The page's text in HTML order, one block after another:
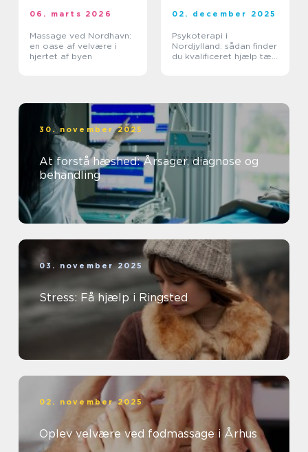
06. marts 2026
Massage ved Nordhavn:
en oase af velvære i
hjertet af byen
02. december 2025
Psykoterapi i
Nordjylland: sådan finder
du kvalificeret hjælp tæt
30. november 2025
At forstå hæshed: Årsager, diagnose og
behandling
03. november 2025
Stress: Få hjælp i Ringsted
02. november 2025
Oplev velvære ved fodmassage i Århus